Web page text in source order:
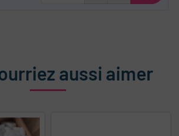
aussi aimer